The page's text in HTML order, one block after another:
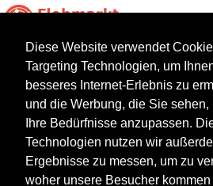
Diese Website verwendet
Targeting Technologien, um
besseres Internet-Erlebnis zu
und die Werbung, die Sie sehen,
Ihre Bedürfnisse anzupassen.
Technologien nutzen wir
Ergebnisse zu messen, um zu
woher unsere Besucher
Antiquitäten
Jessen